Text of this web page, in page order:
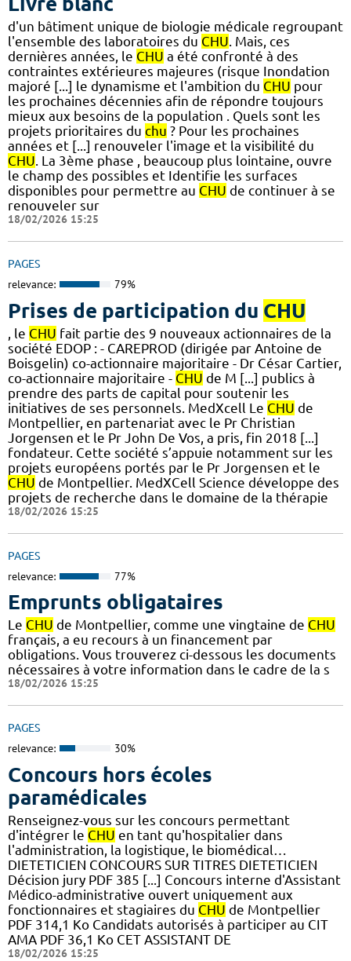
d'un bâtiment unique de biologie médicale regroupant
l'ensemble des laboratoires du CHU. Mais, ces
dernières années, le CHU a été confronté à des
contraintes extérieures majeures (risque Inondation
majoré [...] le dynamisme et l'ambition du CHU pour
les prochaines décennies afin de répondre toujours
mieux aux besoins de la population . Quels sont les
projets prioritaires du chu ? Pour les prochaines
années et [...] renouveler l'image et la visibilité du
CHU. La 3ème phase , beaucoup plus lointaine, ouvre
le champ des possibles et Identifie les surfaces
disponibles pour permettre au CHU de continuer à se
renouveler sur
18/02/2026 15:25
PAGES
relevance: 79%
Prises de participation du CHU
, le CHU fait partie des 9 nouveaux actionnaires de la
société EDOP : - CAREPROD (dirigée par Antoine de
Boisgelin) co-actionnaire majoritaire - Dr César Cartier,
co-actionnaire majoritaire - CHU de M [...] publics à
prendre des parts de capital pour soutenir les
initiatives de ses personnels. MedXcell Le CHU de
Montpellier, en partenariat avec le Pr Christian
Jorgensen et le Pr John De Vos, a pris, fin 2018 [...]
fondateur. Cette société s’appuie notamment sur les
projets européens portés par le Pr Jorgensen et le
CHU de Montpellier. MedXCell Science développe des
projets de recherche dans le domaine de la thérapie
18/02/2026 15:25
PAGES
relevance: 77%
Emprunts obligataires
Le CHU de Montpellier, comme une vingtaine de CHU
français, a eu recours à un financement par
obligations. Vous trouverez ci-dessous les documents
nécessaires à votre information dans le cadre de la s
18/02/2026 15:25
PAGES
relevance: 30%
Concours hors écoles
paramédicales
Renseignez-vous sur les concours permettant
d'intégrer le CHU en tant qu'hospitalier dans
l'administration, la logistique, le biomédical…
DIETETICIEN CONCOURS SUR TITRES DIETETICIEN
Décision jury PDF 385 [...] Concours interne d'Assistant
Médico-administrative ouvert uniquement aux
fonctionnaires et stagiaires du CHU de Montpellier
PDF 314,1 Ko Candidats autorisés à participer au CIT
AMA PDF 36,1 Ko CET ASSISTANT DE
18/02/2026 15:25